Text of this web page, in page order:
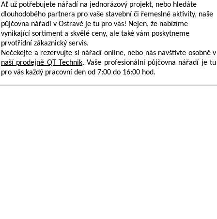
Ať už potřebujete nářadí na jednorázový projekt, nebo hledáte
dlouhodobého partnera pro vaše stavební či řemeslné aktivity, naše
půjčovna nářadí v Ostravě je tu pro vás! Nejen, že nabízíme
vynikající sortiment a skvělé ceny, ale také vám poskytneme
prvotřídní zákaznický servis.
Nečekejte a rezervujte si nářadí online, nebo nás navštivte osobně v
naší prodejně QT Technik. Vaše profesionální půjčovna nářadí je tu
pro vás každý pracovní den od 7:00 do 16:00 hod.